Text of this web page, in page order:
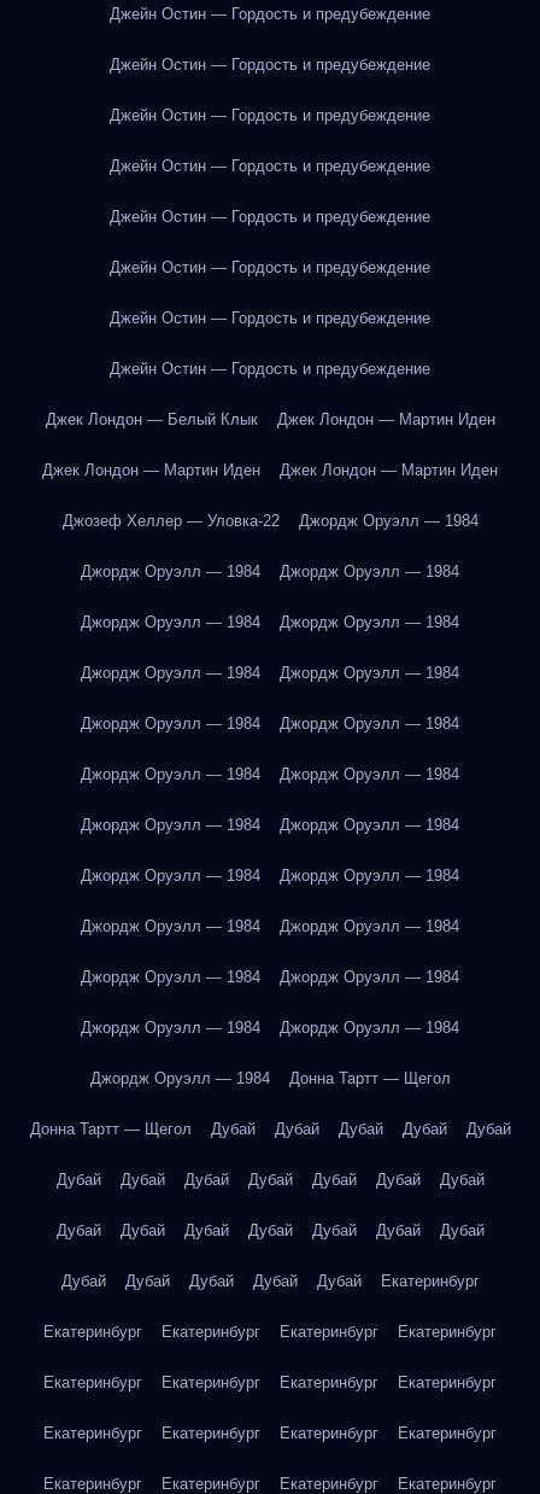
Джейн Остин — Гордость и предубеждение
Джейн Остин — Гордость и предубеждение
Джейн Остин — Гордость и предубеждение
Джейн Остин — Гордость и предубеждение
Джейн Остин — Гордость и предубеждение
Джейн Остин — Гордость и предубеждение
Джейн Остин — Гордость и предубеждение
Джейн Остин — Гордость и предубеждение
Джек Лондон — Белый Клык Джек Лондон — Мартин Иден
Джек Лондон — Мартин Иден Джек Лондон — Мартин Иден
Джозеф Хеллер — Уловка-22 Джордж Оруэлл — 1984
Джордж Оруэлл — 1984 Джордж Оруэлл — 1984
Джордж Оруэлл — 1984 Джордж Оруэлл — 1984
Джордж Оруэлл — 1984 Джордж Оруэлл — 1984
Джордж Оруэлл — 1984 Джордж Оруэлл — 1984
Джордж Оруэлл — 1984 Джордж Оруэлл — 1984
Джордж Оруэлл — 1984 Джордж Оруэлл — 1984
Джордж Оруэлл — 1984 Джордж Оруэлл — 1984
Джордж Оруэлл — 1984 Джордж Оруэлл — 1984
Джордж Оруэлл — 1984 Джордж Оруэлл — 1984
Джордж Оруэлл — 1984 Джордж Оруэлл — 1984
Джордж Оруэлл — 1984 Донна Тартт — Щегол
Донна Тартт — Щегол Дубай Дубай Дубай Дубай Дубай
Дубай Дубай Дубай Дубай Дубай Дубай Дубай
Дубай Дубай Дубай Дубай Дубай Дубай Дубай
Дубай Дубай Дубай Дубай Дубай Екатеринбург
Екатеринбург Екатеринбург Екатеринбург Екатеринбург
Екатеринбург Екатеринбург Екатеринбург Екатеринбург
Екатеринбург Екатеринбург Екатеринбург Екатеринбург
Екатеринбург Екатеринбург Екатеринбург Екатеринбург